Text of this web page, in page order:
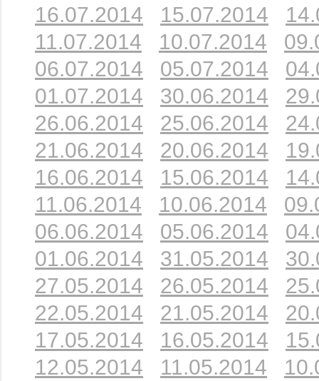
16.07.2014
15.07.2014
11.07.2014
10.07.2014
06.07.2014
05.07.2014
01.07.2014
30.06.2014
26.06.2014
25.06.2014
21.06.2014
20.06.2014
16.06.2014
15.06.2014
11.06.2014
10.06.2014
06.06.2014
05.06.2014
01.06.2014
31.05.2014
27.05.2014
26.05.2014
22.05.2014
21.05.2014
17.05.2014
16.05.2014
12.05.2014
11.05.2014